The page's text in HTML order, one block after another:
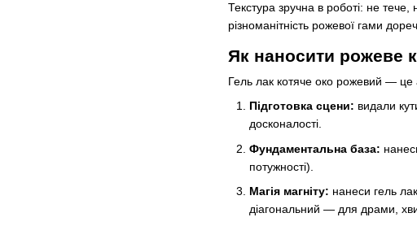
Текстура зручна в роботі: не тече,
різноманітність рожевої гами
Як наносити рожеве
Гель лак котяче око рожевий — це
Підготовка сцени: видали
досконалості.
Фундаментальна база:
потужності).
Магія магніту: нанеси гель
діагональний — для драми,